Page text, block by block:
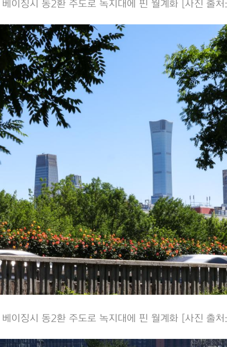
이징시 동2환 주도로 녹지대에 핀 월계화 [사진 출
이징시 동2환 주도로 녹지대에 핀 월계화 [사진 출